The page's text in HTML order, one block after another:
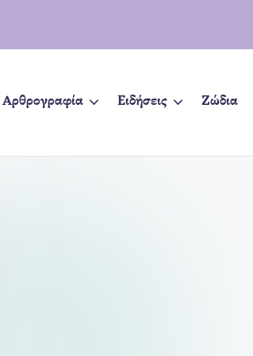
Αρθρογραφία Ειδήσεις Ζώδια